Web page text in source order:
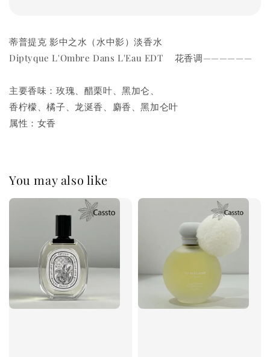
蒂普提克 影中之水（水中影）淡香水
Diptyque L'Ombre Dans L'Eau EDT 花香调——————
主要香味：玫瑰、醋栗叶、黑加仑、
香柠檬、橘子、龙涎香、麝香、黑加仑叶
属性：女香
You may also like